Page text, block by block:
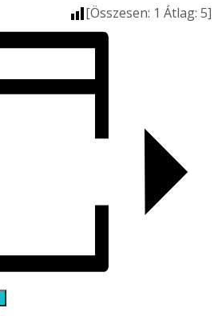
[Összesen: 1 Átlag: 5]